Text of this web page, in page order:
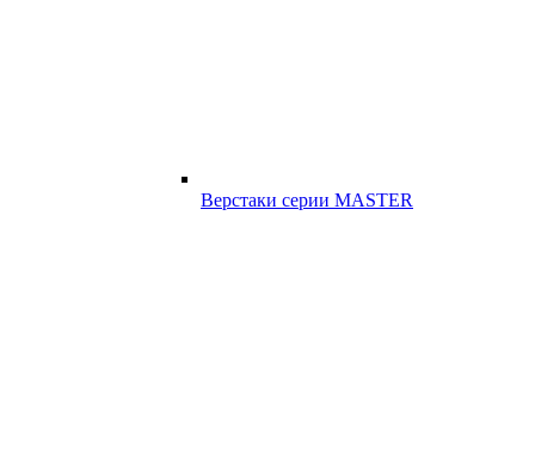
Верстаки серии MASTER